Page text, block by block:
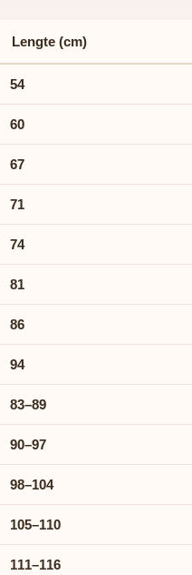
Lengte (cm)
54
60
67
71
74
81
86
94
83–89
90–97
98–104
105–110
111–116